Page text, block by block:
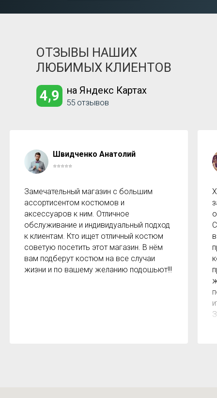
55 отзывов
на Яндекс Картах
4,9
ОТЗЫВЫ НАШИХ
ЛЮБИМЫХ КЛИЕНТОВ
Швидченко Анатолий
⭐⭐⭐⭐⭐
Замечательный магазин с большим
ассортисентом костюмов и
аксессуаров к ним. Отличное
обслуживание и индивидуальный подход
к клиентам. Кто ищет отличный костюм
советую посетить этот магазин. В нём
вам подберут костюм на все случаи
жизни и по вашему желанию подошьют!!!